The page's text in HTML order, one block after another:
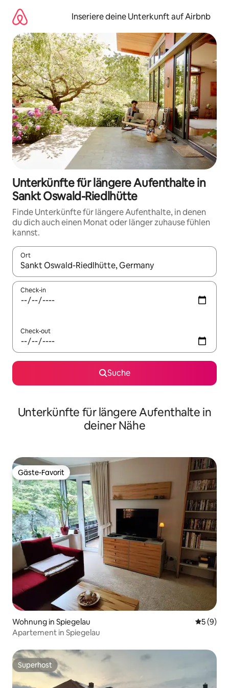
Inhalten
springen
Inseriere deine Unterkunft auf Airbnb
Unterkünfte für längere Aufenthalte in
Sankt Oswald-Riedlhütte
Finde Unterkünfte für längere Aufenthalte, in denen
du dich auch einen Monat oder länger zuhause fühlen
kannst.
Ort
Wenn Ergebnisse verfügbar sind, navigiere mit den
Check-in
Check-out
Suche
Unterkünfte für längere Aufenthalte in
deiner Nähe
Gäste-Favorit
Gäste-Favorit
Wohnung in Spiegelau
5 (9)
Apartement in Spiegelau
Superhost
Superhost